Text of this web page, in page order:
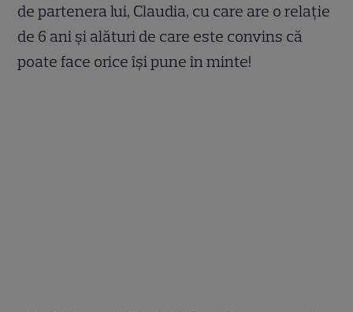
de partenera lui, Claudia, cu care are o relație
de 6 ani și alături de care este convins că
poate face orice își pune în minte!